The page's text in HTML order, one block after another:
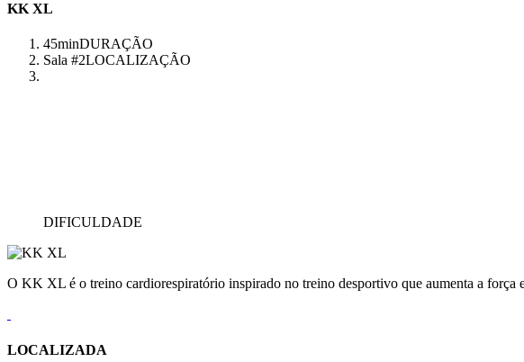
KK XL
45minDURAÇÃO
Sala #2LOCALIZAÇÃO
DIFICULDADE
O KK XL é o treino cardiorespiratório inspirado no treino desportivo que aumenta a força
LOCALIZADA